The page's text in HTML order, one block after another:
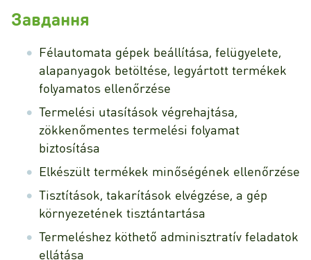
Завдання
Félautomata gépek beállítása, felügyelete,
alapanyagok betöltése, legyártott termékek
folyamatos ellenőrzése
Termelési utasítások végrehajtása,
zökkenőmentes termelési folyamat
biztosítása
Elkészült termékek minőségének ellenőrzése
Tisztítások, takarítások elvégzése, a gép
környezetének tisztántartása
Termeléshez köthető adminisztratív feladatok
ellátása